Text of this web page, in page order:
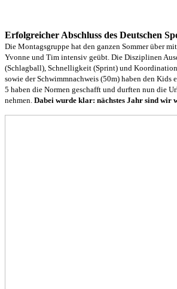
Erfolgreicher Abschluss des Deutschen
Die Montagsgruppe hat den ganzen Sommer über
Yvonne und Tim intensiv geübt. Die Disziplinen
(Schlagball), Schnelligkeit (Sprint) und
sowie der Schwimmnachweis (50m) haben den Kids
5 haben die Normen geschafft und durften nun die
nehmen. Dabei wurde klar: nächstes Jahr sind wir